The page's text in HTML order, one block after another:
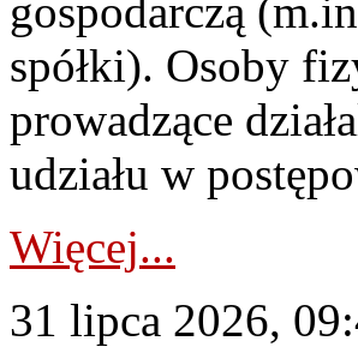
gospodarczą
spółki). Osoby
prowadzące
udziału w
Więcej...
31 lipca 2026,